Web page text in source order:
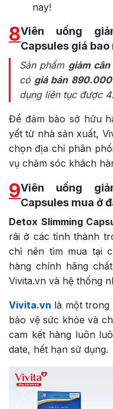
nay!
8Viên uống
Capsules giá bao
Sản phẩm giảm
có giá bán
dụng liên tục được
Để đảm bảo sở hữu
yết từ nhà sản xuất,
chọn địa chỉ phân
vụ chăm sóc khách
9Viên uống
Capsules mua ở
Detox Slimming
rãi ở các tỉnh thành
chỉ nên tìm mua tại
hàng chính hãng
Vivita.vn và hệ thống
Vivita.vn là một trong
bảo vệ sức khỏe và
cam kết hàng luôn
date, hết hạn sử dụng.